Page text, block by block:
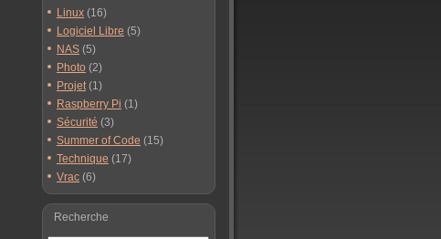
Linux (16)
Logiciel Libre (5)
NAS (5)
Photo (2)
Projet(1)
Raspberry Pi (1)
Sécurité (3)
Summer of Code (15)
Technique (17)
Vrac (6)
Recherche